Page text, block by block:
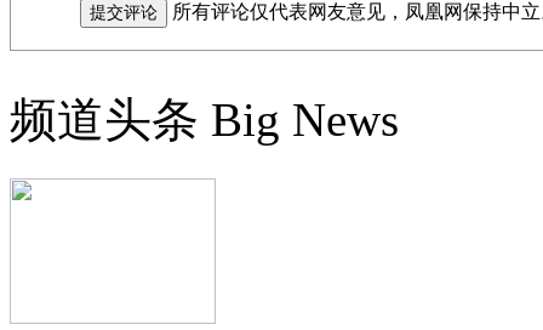
所有评论仅代表网友意见，凤凰网保持中
频道头条 Big News